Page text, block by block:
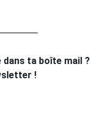
dans ta boîte mail ?
!